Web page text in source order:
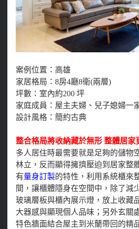
案例位置：高雄
家居格局：8房4廳8衛(兩層)
坪數：室內約200 坪
家庭成員：屋主夫婦、兒子媳婦一
設計風格：簡約古典
整合格局將收納藏於無形 整體居家
多人居住時最需要就是足夠的儲物
林立，反而顯得擁擠壓迫到居家整
有量身訂製的特性，利用系統櫃來
間，讓櫃體隱身在空間中，除了減
玻璃層板與櫃內展示燈，放上收藏
大器感與顯現個人品味；另外玄關
特色牆面結合屋主到米蘭帶回的精